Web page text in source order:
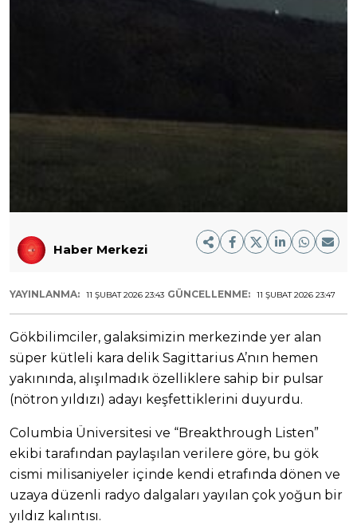
Haber Merkezi
YAYINLANMA: 11 ŞUBAT 2026 23:43 GÜNCELLENME: 11 ŞUBAT 2026 23:47
Gökbilimciler, galaksimizin merkezinde yer alan
süper kütleli kara delik Sagittarius A’nın hemen
yakınında, alışılmadık özelliklere sahip bir pulsar
(nötron yıldızı) adayı keşfettiklerini duyurdu.
Columbia Üniversitesi ve “Breakthrough Listen”
ekibi tarafından paylaşılan verilere göre, bu gök
cismi milisaniyeler içinde kendi etrafında dönen ve
uzaya düzenli radyo dalgaları yayılan çok yoğun bir
yıldız kalıntısı.